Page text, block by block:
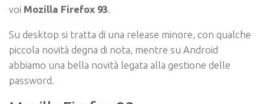
voi Mozilla Firefox 93.
Su desktop si tratta di una release minore, con qualche
piccola novità degna di nota, mentre su Android
abbiamo una bella novità legata alla gestione delle
password.